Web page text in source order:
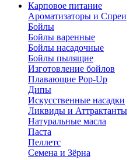
Карповое питание
Ароматизаторы и Спреи
Бойлы
Бойлы варенные
Бойлы насадочные
Бойлы пылящие
Изготовление бойлов
Плавающие Pop-Up
Дипы
Искусственные насадки
Ликвиды и Аттрактанты
Натуральные масла
Паста
Пеллетс
Семена и Зёрна